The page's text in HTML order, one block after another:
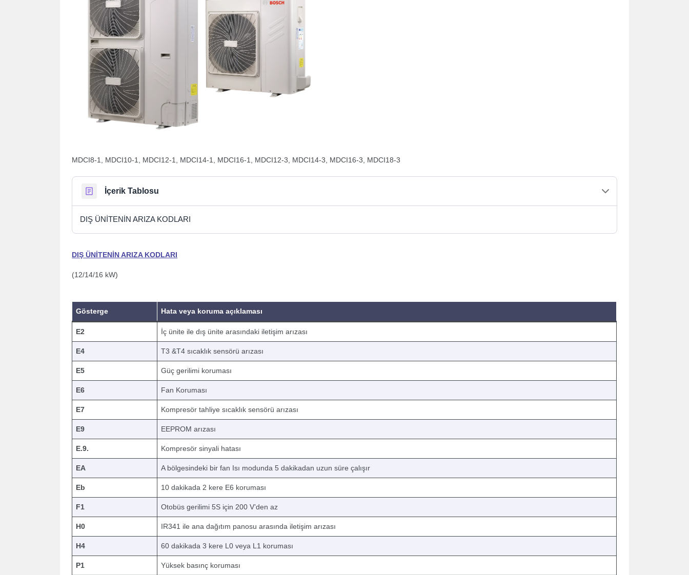
MDCI8-1, MDCI10-1, MDCI12-1, MDCI14-1, MDCI16-1, MDCI12-3, MDCI14-3, MDCI16-3, MDCI18-3
İçerik Tablosu
DIŞ ÜNİTENİN ARIZA KODLARI
DIŞ ÜNİTENİN ARIZA KODLARI
(12/14/16 kW)
Gösterge Hata veya koruma açıklaması
E2 İç ünite ile dış ünite arasındaki iletişim arızası
E4 T3 &T4 sıcaklık sensörü arızası
E5 Güç gerilimi koruması
E6 Fan Koruması
E7 Kompresör tahliye sıcaklık sensörü arızası
E9 EEPROM arızası
E.9. Kompresör sinyali hatası
EA A bölgesindeki bir fan Isı modunda 5 dakikadan uzun süre çalışır
Eb 10 dakikada 2 kere E6 koruması
F1 Otobüs gerilimi 5S için 200 V’den az
H0 IR341 ile ana dağıtım panosu arasında iletişim arızası
H4 60 dakikada 3 kere L0 veya L1 koruması
P1 Yüksek basınç koruması